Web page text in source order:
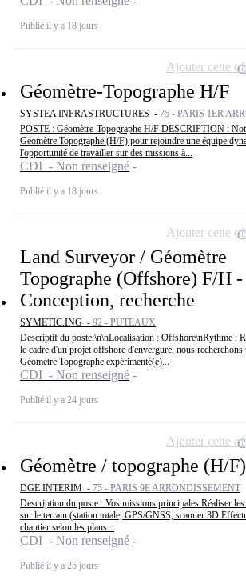
Publié il y a 18 jours
Géomètre-Topographe H/F
SYSTEA INFRASTRUCTURES - 75 - PARIS 1ER
POSTE : Géomètre-Topographe H/F DESCRIPTION :
Géomètre Topographe (H/F) pour rejoindre une équipe
l'opportunité de travailler sur des missions à...
CDI - Non renseigné
Publié il y a 18 jours
Ajouter cette
Land Surveyor / Géomètre
Topographe (Offshore) F/H -
Conception, recherche
SYMETIC.ING - 92 - PUTEAUX
Descriptif du poste:\n\nLocalisation : Offshore\nRythme :
le cadre d'un projet offshore d'envergure, nous
Géomètre Topographe expérimenté(e)...
CDI - Non renseigné
Publié il y a 24 jours
Ajouter cette
Géomètre / topographe (H/F)
DGE INTERIM - 75 - PARIS 9E ARRONDISSEMENT
Description du poste : Vos missions principales Réaliser
sur le terrain (station totale, GPS/GNSS, scanner 3D
chantier selon les plans...
CDI - Non renseigné
Publié il y a 25 jours
Ajouter cette